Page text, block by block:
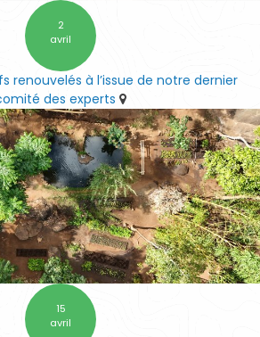
2
avril
renouvelés à l’issue de notre dernier
des experts
15
avril